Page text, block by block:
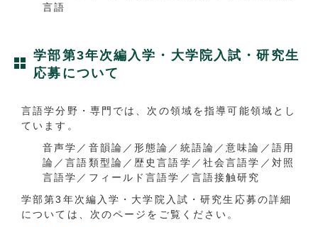
言語
学部第3年次編入学・大学院入試・研究生
応募について
言語学分野・専門では、次の領域を指導可能領域とし
ています。
音声学／音韻論／形態論／統語論／意味論／語用
論／言語類型論／歴史言語学／社会言語学／対照
言語学／フィールド言語学／言語接触研究
学部第3年次編入学・大学院入試・研究生応募の詳細
については、次のページをご覧ください。